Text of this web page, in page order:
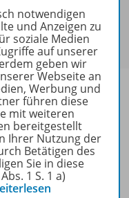
?
sehen,melden Sie
notwendigen
und Anzeigen zu
soziale Medien
auf unserer
geben wir
Webseite an
Werbung und
führen diese
mit weiteren
bereitgestellt
Ihrer Nutzung der
Betätigen des
Sie in diese
1 S. 1 a)